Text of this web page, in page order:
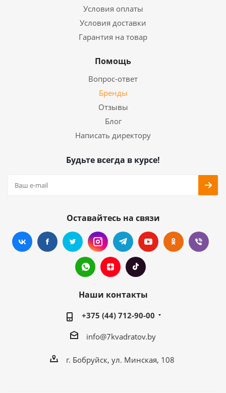
Условия оплаты
Условия доставки
Гарантия на товар
Помощь
Вопрос-ответ
Бренды
Отзывы
Блог
Написать директору
Будьте всегда в курсе!
Оставайтесь на связи
Наши контакты
+375 (44) 712-90-00
info@7kvadratov.by
г. Бобруйск, ул. Минская, 108